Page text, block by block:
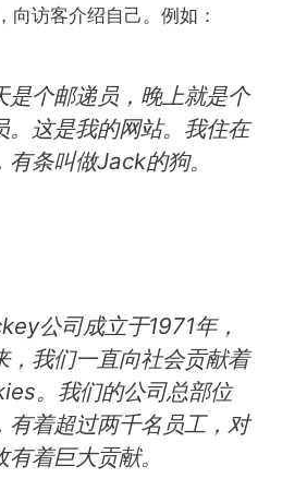
向访客介绍自己。例如：
是个邮递员，晚上就是个
。这是我的网站。我住在
有条叫做Jack的狗。
公司成立于1971年，
，我们一直向社会贡献着
。我们的公司总部位
有着超过两千名员工，对
着巨大贡献。